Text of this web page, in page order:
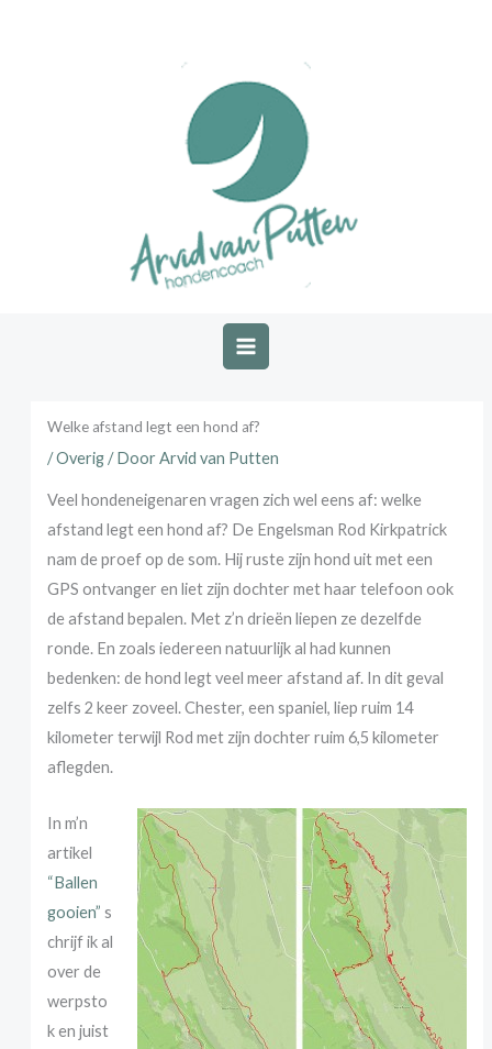
Welke afstand legt een hond af?
/Overig/ DoorArvid van Putten
Veel hondeneigenaren vragen zich wel eens af: welke
afstand legt een hond af? De Engelsman Rod Kirkpatrick
nam de proef op de som. Hij ruste zijn hond uit met een
GPS ontvanger en liet zijn dochter met haar telefoon ook
de afstand bepalen. Met z’n drieën liepen ze dezelfde
ronde. En zoals iedereen natuurlijk al had kunnen
bedenken: de hond legt veel meer afstand af. In dit geval
zelfs 2 keer zoveel. Chester, een spaniel, liep ruim 14
kilometer terwijl Rod met zijn dochter ruim 6,5 kilometer
aflegden.
In m’n
artikel
“Ballen
gooien” s
chrijf ik al
over de
werpsto
k en juist